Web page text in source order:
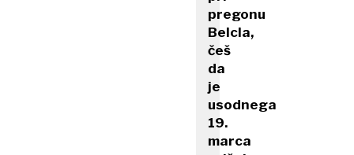
pregonu
Belcla,
češ
da
je
usodnega
19.
marca